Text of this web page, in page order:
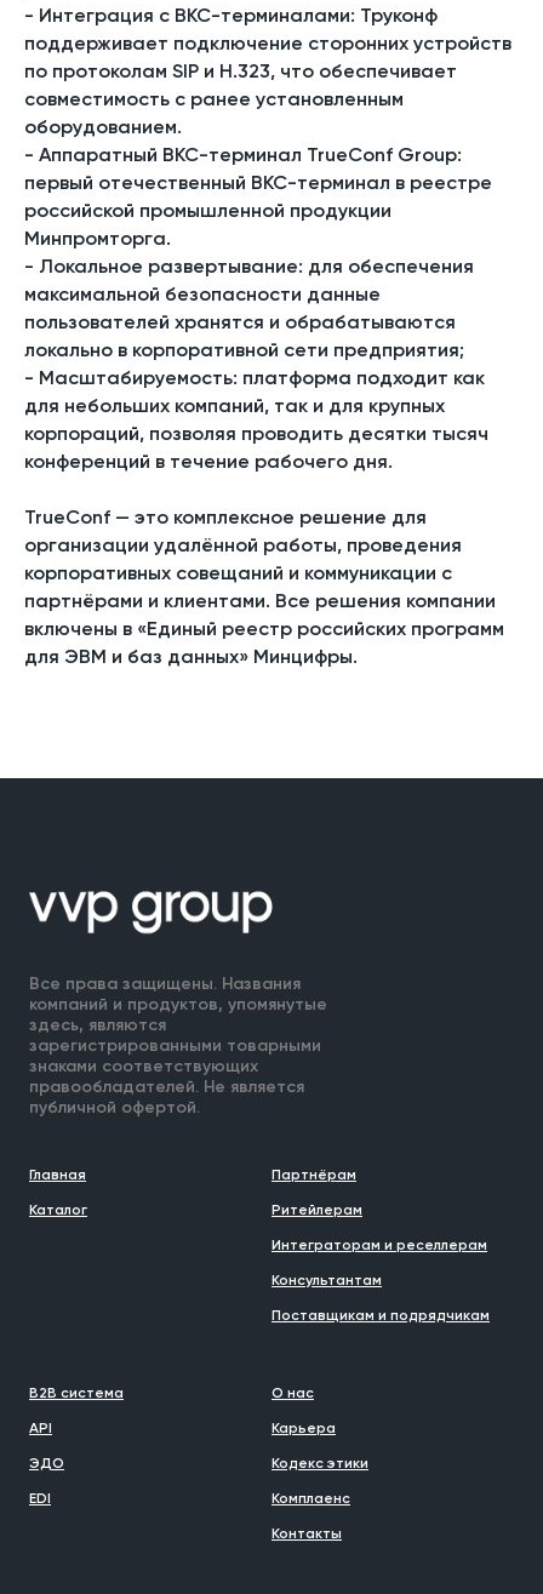
- Интеграция с ВКС-терминалами: Труконф
поддерживает подключение сторонних устройств
по протоколам SIP и H.323, что обеспечивает
совместимость с ранее установленным
оборудованием.
- Аппаратный ВКС-терминал TrueConf Group:
первый отечественный ВКС-терминал в реестре
российской промышленной продукции
Минпромторга.
- Локальное развертывание: для обеспечения
максимальной безопасности данные
пользователей хранятся и обрабатываются
локально в корпоративной сети предприятия;
- Масштабируемость: платформа подходит как
для небольших компаний, так и для крупных
корпораций, позволяя проводить десятки тысяч
конференций в течение рабочего дня.
TrueConf — это комплексное решение для
организации удалённой работы, проведения
корпоративных совещаний и коммуникации с
партнёрами и клиентами. Все решения компании
включены в «Единый реестр российских программ
для ЭВМ и баз данных» Минцифры.
Все права защищены. Названия
компаний и продуктов, упомянутые
здесь, являются
зарегистрированными товарными
знаками соответствующих
правообладателей. Не является
публичной офертой.
Главная
Каталог
Партнёрам
Ритейлерам
Интеграторам и реселлерам
Консультантам
Поставщикам и подрядчикам
B2B система
API
ЭДО
EDI
О нас
Карьера
Кодекс этики
Комплаенс
Контакты